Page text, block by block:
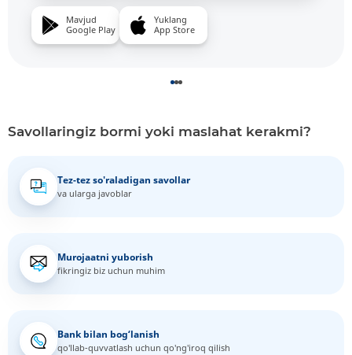
Mavjud
Google Play
Yuklang
App Store
Savollaringiz bormi yoki maslahat kerakmi?
Tez-tez so'raladigan savollar
va ularga javoblar
Murojaatni yuborish
fikringiz biz uchun muhim
Bank bilan bog‘lanish
qo'llab-quvvatlash uchun qo'ng'iroq qilish